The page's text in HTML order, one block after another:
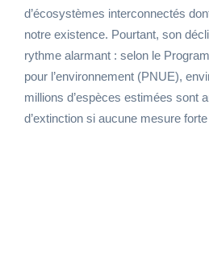
d’écosystèmes interconnectés
notre existence. Pourtant, son
rythme alarmant : selon le
pour l’environnement (PNUE),
millions d’espèces estimées sont
d’extinction si aucune mesure forte